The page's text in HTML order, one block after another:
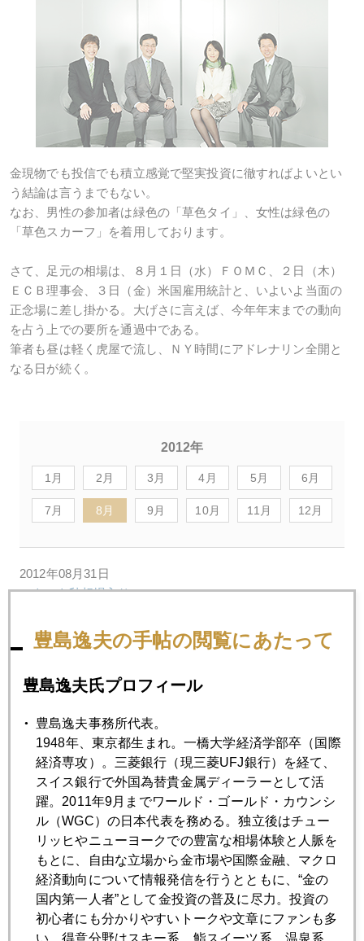
金現物でも投信でも積立感覚で堅実投資に徹すればよいとい
う結論は言うまでもない。
なお、男性の参加者は緑色の「草色タイ」、女性は緑色の
「草色スカーフ」を着用しております。
さて、足元の相場は、８月１日（水）ＦＯＭＣ、２日（木）
ＥＣＢ理事会、３日（金）米国雇用統計と、いよいよ当面の
正念場に差し掛かる。大げさに言えば、今年年末までの動向
を占う上での要所を通過中である。
筆者も昼は軽く虎屋で流し、ＮＹ時間にアドレナリン全開と
なる日が続く。
2012年
1月 2月 3月 4月 5月 6月
7月 8月 9月 10月 11月 12月
2012年08月31日
いよいよ秋相場入り
2012年08月30日
2012年08月29日
米共和党、金本位制導入へ動く
2012年08月28日
日中領土問題のテール・リスク
2012年08月27日
現地で感じた領土問題
豊島逸夫の手帖の閲覧にあたって
豊島逸夫氏プロフィール
豊島逸夫事務所代表。
1948年、東京都生まれ。一橋大学経済学部卒（国際
経済専攻）。三菱銀行（現三菱UFJ銀行）を経て、
スイス銀行で外国為替貴金属ディーラーとして活
躍。2011年9月までワールド・ゴールド・カウンシ
ル（WGC）の日本代表を務める。独立後はチュー
リッヒやニューヨークでの豊富な相場体験と人脈を
もとに、自由な立場から金市場や国際金融、マクロ
経済動向について情報発信を行うとともに、“金の
国内第一人者”として金投資の普及に尽力。投資の
初心者にも分かりやすいトークや文章にファンも多
い。得意分野はスキー系、鮨スイーツ系、温泉系。